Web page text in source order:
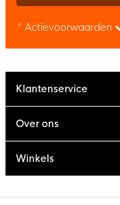
* Actievoorwaarden
Klantenservice
Over ons
Winkels